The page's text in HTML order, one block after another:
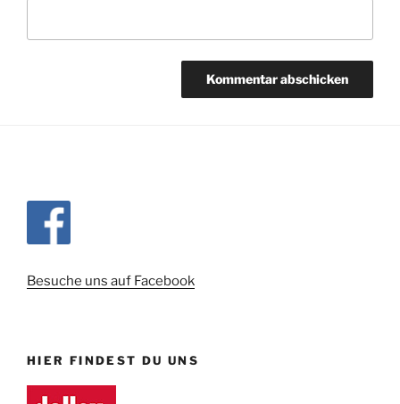
Besuche uns auf Facebook
HIER FINDEST DU UNS